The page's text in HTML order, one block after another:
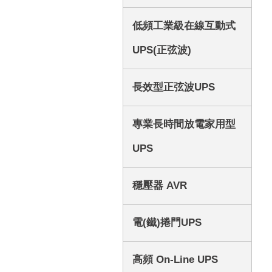
低頻工業級在線互動式
UPS(正弦波)
長效型正弦波UPS
專業長時間放電家用型
UPS
穩壓器 AVR
電(鐵)捲門UPS
高頻 On-Line UPS